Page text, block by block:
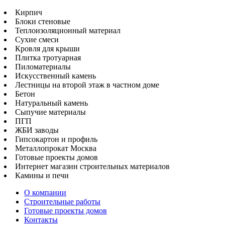
Кирпич
Блоки стеновые
Теплоизоляционный материал
Сухие смеси
Кровля для крыши
Плитка тротуарная
Пиломатериалы
Искусственный камень
Лестницы на второй этаж в частном доме
Бетон
Натуральный камень
Сыпучие материалы
ПГП
ЖБИ заводы
Гипсокартон и профиль
Металлопрокат Москва
Готовые проекты домов
Интернет магазин строительных материалов
Камины и печи
О компании
Строительные работы
Готовые проекты домов
Контакты